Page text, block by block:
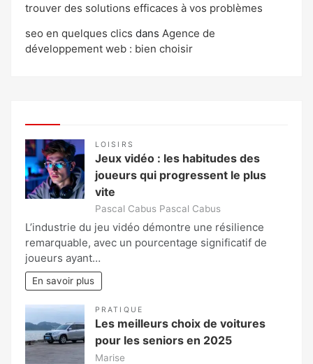
trouver des solutions efficaces à vos problèmes
seo en quelques clics dans Agence de
développement web : bien choisir
LOISIRS
Jeux vidéo : les habitudes des
joueurs qui progressent le plus
vite
Pascal Cabus Pascal Cabus
L’industrie du jeu vidéo démontre une résilience
remarquable, avec un pourcentage significatif de
joueurs ayant…
En savoir plus
PRATIQUE
Les meilleurs choix de voitures
pour les seniors en 2025
Marise